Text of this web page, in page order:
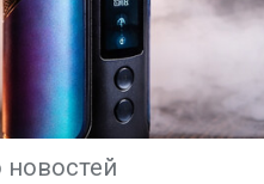
новостей